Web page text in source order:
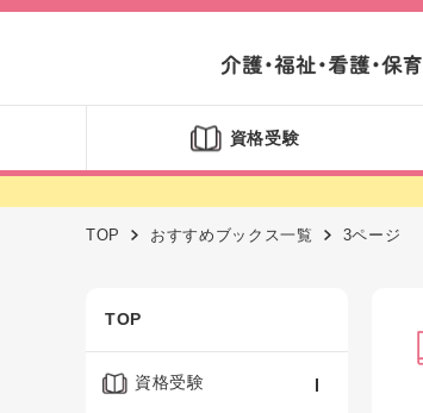
資格受験
TOP おすすめブックス一覧 3ページ
TOP
資格受験